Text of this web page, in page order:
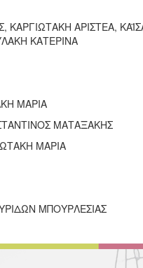
ΚΑΡΓΙΩΤΑΚΗ ΑΡΙΣΤΕΑ,
ΚΑΤΕΡΙΝΑ
ΜΑΡΙΑ
ΜΑΤΑΞΑΚΗΣ
ΜΑΡΙΑ
ΜΠΟΥΡΛΕΣΙΑΣ